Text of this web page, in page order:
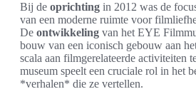
Bij de oprichting in 2012 was de
van een moderne ruimte voor
De ontwikkeling van het EYE
bouw van een iconisch gebouw aan
scala aan filmgerelateerde activiteiten
museum speelt een cruciale rol in het
*verhalen* die ze vertellen.